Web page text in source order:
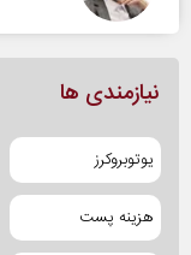
نیازمندی ها
یوتوبروکرز
هزینه پست